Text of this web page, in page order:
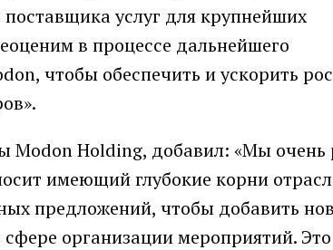
услуг для крупнейших
в процессе дальнейшего
чтобы обеспечить и ускорить
Modon Holding, добавил: «Мы
имеющий глубокие корни
предложений, чтобы добавить
организации мероприятий. Это